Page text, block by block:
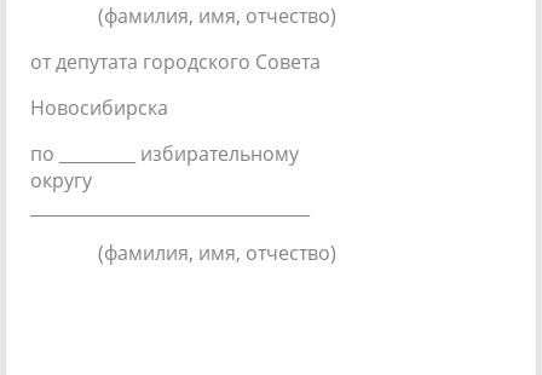
(фамилия, имя, отчество)
от депутата городского Совета
Новосибирска
по _________ избирательному
(фамилия, имя, отчество)